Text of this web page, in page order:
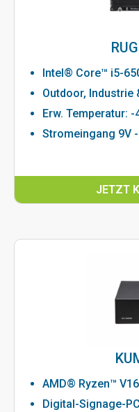
Intel® Core™ i5-
Outdoor, Industrie
Erw. Temperatur: -
Stromeingang 9V
JETZT
AMD® Ryzen™
Digital-Signage-PC